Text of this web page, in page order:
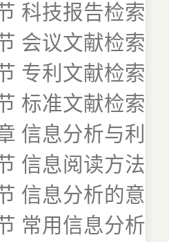
科技报告检索
会议文献检索
专利文献检索
标准文献检索
信息分析与利
信息阅读方法
信息分析的意
常用信息分析